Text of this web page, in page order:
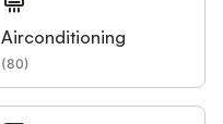
Airconditioning
(80)